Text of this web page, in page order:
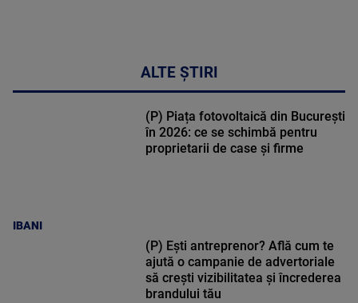
ALTE ȘTIRI
IBANI
(P) Piața fotovoltaică din București
în 2026: ce se schimbă pentru
proprietarii de case și firme
(P) Ești antreprenor? Află cum te
ajută o campanie de advertoriale
să crești vizibilitatea și încrederea
brandului tău